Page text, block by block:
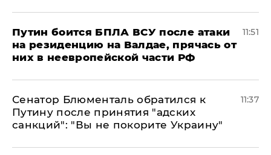
Путин боится БПЛА ВСУ после атаки
на резиденцию на Валдае, прячась от
них в неевропейской части РФ
11:51
Сенатор Блюменталь обратился к
Путину после принятия "адских
санкций": "Вы не покорите Украину"
11:37